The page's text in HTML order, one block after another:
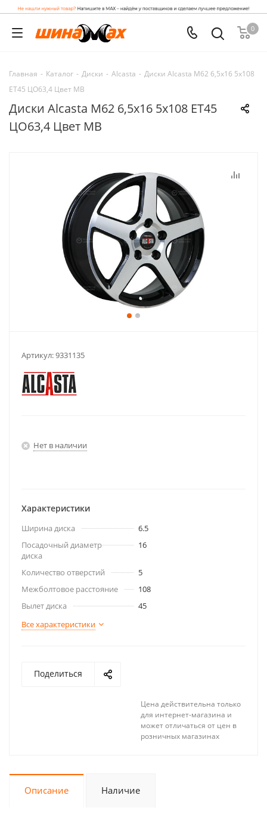
0
Главная - Каталог - Диски - Alcasta - Диски Alcasta M62 6,5x16 5x108
ET45 ЦО63,4 Цвет MB
Диски Alcasta M62 6,5x16 5x108 ET45
ЦО63,4 Цвет MB
Артикул:9331135
Нет в наличии
Характеристики
Ширина диска
6.5
Посадочный диаметр
диска
16
Количество отверстий
5
Межболтовое расстояние
108
Вылет диска
45
Все характеристики
Поделиться
Цена действительна только
для интернет-магазина и
может отличаться от цен в
розничных магазинах
Описание Наличие